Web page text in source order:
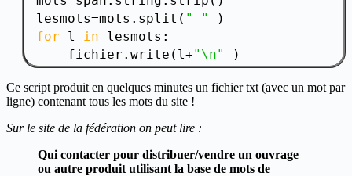
lesmots=mots.split( " "
for
l in lesmots:
    fichier.write(l+
"\n"
)
print(
print("page 1 : OK ("
totalmot=len(lesmots)
#page 2 à 918:
Ce script produit en quelques minutes un fichier txt (avec un mot par
ligne) contenant tous les mots du site !
Sur le site de la fédération on peut lire :
Qui contacter pour distribuer/vendre un ouvrage
ou autre produit utilisant la base de mots de